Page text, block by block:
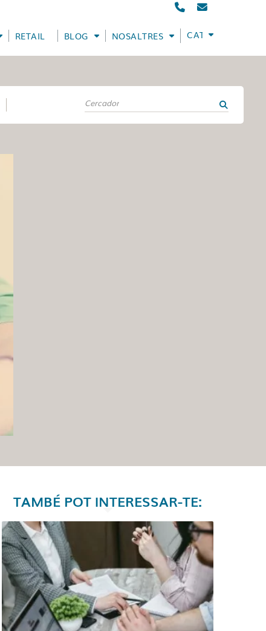
RETAIL BLOG NOSALTRES CATALÀ
TAMBÉ POT INTERESSAR-TE: